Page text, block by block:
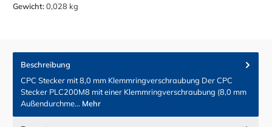
Gewicht:0,028 kg
Beschreibung
CPC Stecker mit 8,0 mm Klemmringverschraubung Der CPC
Stecker PLC200M8 mit einer Klemmringverschraubung (8,0 mm
Außendurchme… Mehr